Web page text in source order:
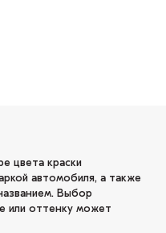
цвета краски
автомобиля, а также
Выбор
или оттенку может